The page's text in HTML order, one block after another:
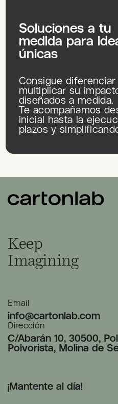
Soluciones a tu
medida para
únicas
Consigue
multiplicar su
diseñados a medida.
Te acompañamos
inicial hasta la
plazos y
Keep
Imagining
Email
info@cartonlab.com
Dirección
C/Abarán 10, 30500,
Polvorista, Molina de
¡Mantente al día!